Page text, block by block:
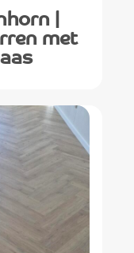
|
met